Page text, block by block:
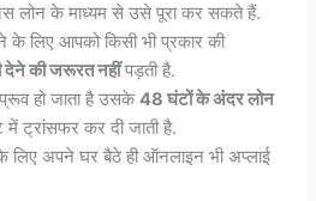
लोन के माध्यम से उसे पूरा कर सकते हैं.
के लिए आपको किसी भी प्रकार की
देने की जरूरत नहींपड़ती है.
हो जाता है उसके48 घंटों के अंदर लोन
ट्रांसफर कर दी जाती है.
अपने घर बैठे ही ऑनलाइन भी अप्लाई